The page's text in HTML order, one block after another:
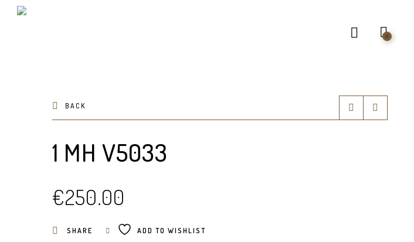
0
BACK
1 MH V5033
€250.00
SHARE ADD TO WISHLIST